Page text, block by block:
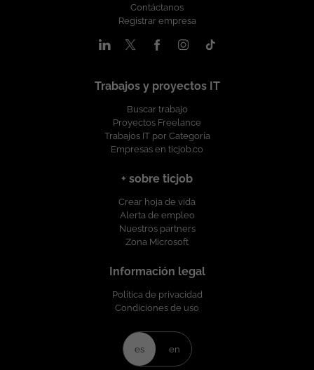
Contáctanos
Registrar empresa
Trabajos y proyectos IT
Buscar trabajo
Proyectos Freelance
Trabajos IT por Categoría
Empresas en ticjob.co
+ sobre ticjob
Crear hoja de vida
Alerta de empleo
Nuestros partners
Zona Microsoft
Información legal
Política de privacidad
Condiciones de uso
es en